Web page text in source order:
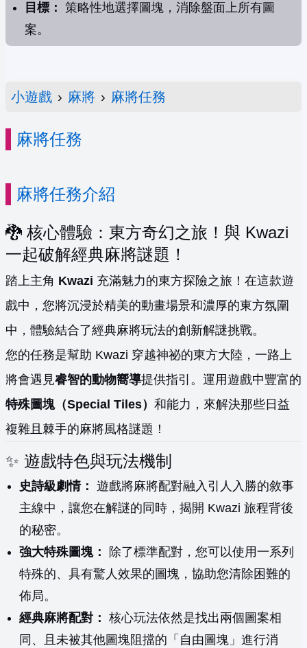
目標： 策略性地選擇圖塊，消除盤面上所有圖
案。
小遊戲 › 麻將 › 麻將任務
麻將任務
麻將任務介紹
🐉 核心體驗：東方奇幻之旅！與 Kwazi
一起破解經典麻將謎題！
踏上主角 Kwazi 充滿魅力的東方探險之旅！在這款遊
戲中，您將沉浸於精美的動畫場景和濃厚的東方氛圍
中，體驗結合了經典麻將玩法的創新解謎挑戰。
您的任務是幫助 Kwazi 穿越神祕的東方大陸，一路上
將會遇見睿智的動物嚮導提供指引。運用遊戲中豐富的
特殊圖塊（Special Tiles） 和能力，來解決那些日益
複雜且棘手的麻將風格謎題！
✨ 遊戲特色與玩法機制
史詩級劇情： 遊戲將麻將配對融入引人入勝的敘事
主線中，讓您在解謎的同時，揭開 Kwazi 旅程背後
的秘密。
強大特殊圖塊：
除了標準配對，您可以使用一系列
特殊的、具有驚人效果的圖塊，協助您清除困難的
佈局。
經典麻將配對： 核心玩法依然是找出兩個圖案相
同、且未被其他圖塊阻擋的「自由圖塊」進行消